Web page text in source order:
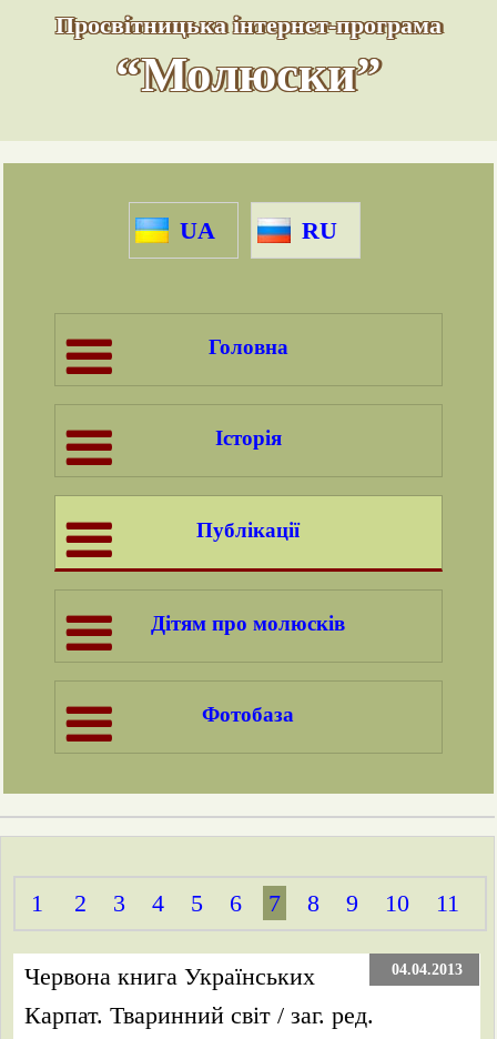
Просвітницька інтернет-програма
“Молюски”
UA RU
Головна
Історія
Публікації
Дітям про молюсків
Фотобаза
1 2 3 4 5 6 7 8 9 10 11
04.04.2013
Червона книга Українських
Карпат. Тваринний світ / заг. ред.